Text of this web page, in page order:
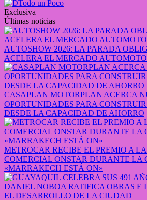
Exclusiva
Últimas noticias
AUTOSHOW 2026: LA PARADA
ACELERA EL MERCADO
CASAPLAN MOTORPLAN ACERCA
OPORTUNIDADES PARA
DESDE LA CAPACIDAD DE AHORRO
METROCAR RECIBE EL PREMIO A
COMERCIAL ONSTAR DURANTE LA
«MARRAKECH ESTÁ ON»